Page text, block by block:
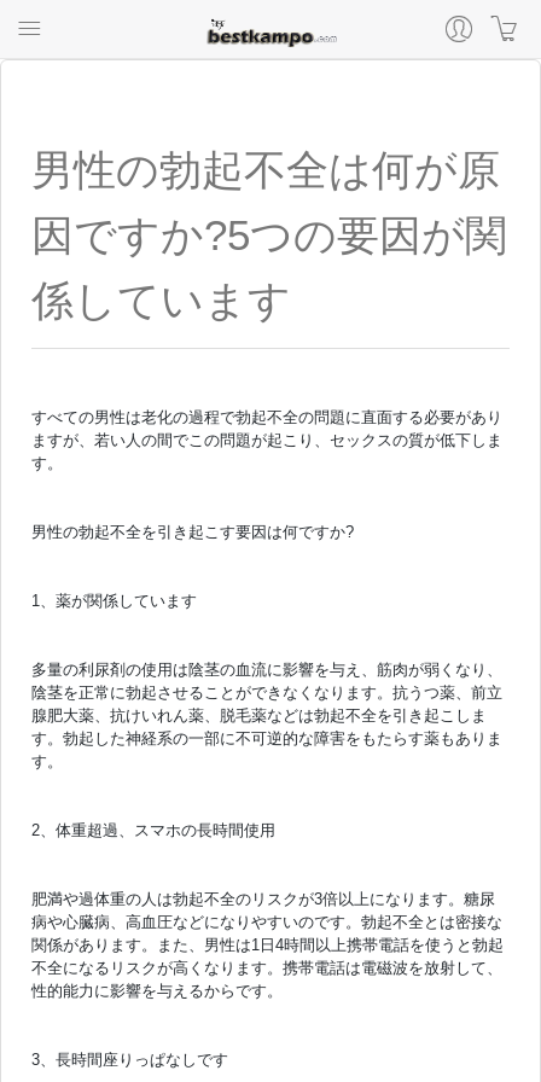
男性の勃起不全は何が原
因ですか?5つの要因が関
係しています
すべての男性は老化の過程で勃起不全の問題に直面する必要があり
ますが、若い人の間でこの問題が起こり、セックスの質が低下しま
す。
男性の勃起不全を引き起こす要因は何ですか?
1、薬が関係しています
多量の利尿剤の使用は陰茎の血流に影響を与え、筋肉が弱くなり、
陰茎を正常に勃起させることができなくなります。抗うつ薬、前立
腺肥大薬、抗けいれん薬、脱毛薬などは勃起不全を引き起こしま
す。勃起した神経系の一部に不可逆的な障害をもたらす薬もありま
す。
2、体重超過、スマホの長時間使用
肥満や過体重の人は勃起不全のリスクが3倍以上になります。糖尿
病や心臓病、高血圧などになりやすいのです。勃起不全とは密接な
関係があります。また、男性は1日4時間以上携帯電話を使うと勃起
不全になるリスクが高くなります。携帯電話は電磁波を放射して、
性的能力に影響を与えるからです。
3、長時間座りっぱなしです